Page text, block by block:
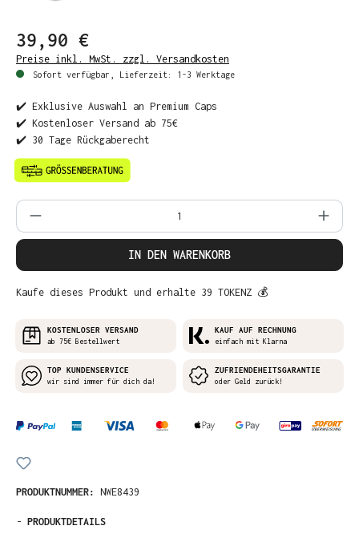
39,90 €
Preise inkl. MwSt. zzgl. Versandkosten
Sofort verfügbar, Lieferzeit: 1-3 Werktage
✔️ Exklusive Auswahl an Premium Caps
✔️ Kostenloser Versand ab 75€
✔️ 30 Tage Rückgaberecht
Produkt Anzahl: Gib den gewünschten
IN DEN WARENKORB
Kaufe dieses Produkt und erhalte 39 TOKENZ 💰
KOSTENLOSER VERSAND
ab 75€ Bestellwert
KAUF AUF RECHNUNG
einfach mit Klarna
TOP KUNDENSERVICE
wir sind immer für dich da!
ZUFRIENDEHEITSGARANTIE
oder Geld zurück!
PRODUKTNUMMER: NWE8439
- PRODUKTDETAILS